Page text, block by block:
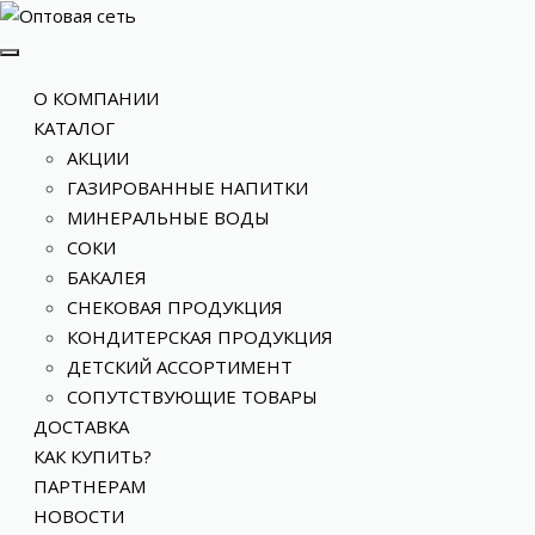
О КОМПАНИИ
КАТАЛОГ
АКЦИИ
ГАЗИРОВАННЫЕ НАПИТКИ
МИНЕРАЛЬНЫЕ ВОДЫ
СОКИ
БАКАЛЕЯ
СНЕКОВАЯ ПРОДУКЦИЯ
КОНДИТЕРСКАЯ ПРОДУКЦИЯ
ДЕТСКИЙ АССОРТИМЕНТ
СОПУТСТВУЮЩИЕ ТОВАРЫ
ДОСТАВКА
КАК КУПИТЬ?
ПАРТНЕРАМ
НОВОСТИ